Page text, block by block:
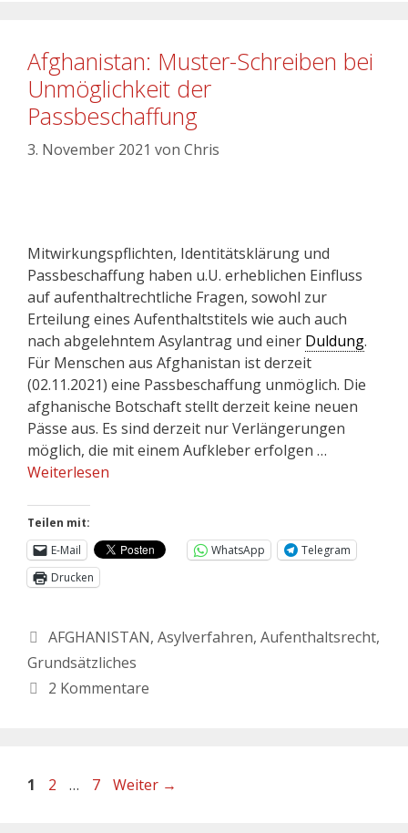
Afghanistan: Muster-Schreiben bei
Unmöglichkeit der
Passbeschaffung
3. November 2021 von Chris
Mitwirkungspflichten, Identitätsklärung und
Passbeschaffung haben u.U. erheblichen Einfluss
auf aufenthaltrechtliche Fragen, sowohl zur
Erteilung eines Aufenthaltstitels wie auch auch
nach abgelehntem Asylantrag und einer Duldung.
Für Menschen aus Afghanistan ist derzeit
(02.11.2021) eine Passbeschaffung unmöglich. Die
afghanische Botschaft stellt derzeit keine neuen
Pässe aus. Es sind derzeit nur Verlängerungen
möglich, die mit einem Aufkleber erfolgen …
Weiterlesen
Teilen mit:
E-Mail
WhatsApp
Telegram
Drucken
AFGHANISTAN, Asylverfahren, Aufenthaltsrecht,
Grundsätzliches
2 Kommentare
1 2 … 7 Weiter →